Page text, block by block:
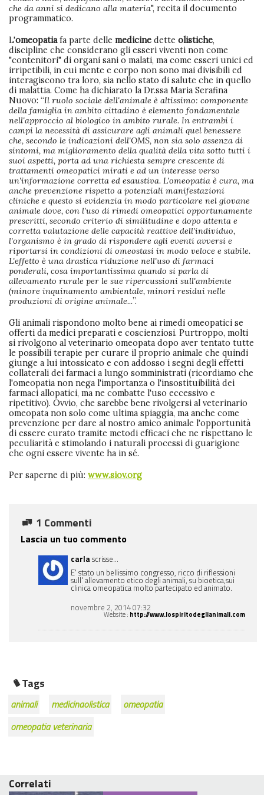
che da anni si dedicano alla materia", recita il documento
programmatico.
L'omeopatiafa parte delle medicine dette olistiche,
discipline che considerano gli esseri viventi non come
"contenitori" di organi sani o malati, ma come esseri unici ed
irripetibili, in cui mente e corpo non sono mai divisibili ed
interagiscono tra loro, sia nello stato di salute che in quello
di malattia. Come ha dichiarato la Dr.ssa Maria Serafina
Nuovo: “Il ruolo sociale dell'animale è altissimo: componente
della famiglia in ambito cittadino è elemento fondamentale
nell'approccio al biologico in ambito rurale. In entrambi i
campi la necessità di assicurare agli animali quel benessere
che, secondo le indicazioni dell'OMS, non sia solo assenza di
sintomi, ma miglioramento della qualità della vita sotto tutti i
suoi aspetti, porta ad una richiesta sempre crescente di
trattamenti omeopatici mirati e ad un interesse verso
un'informazione corretta ed esaustiva. L'omeopatia è cura, ma
anche prevenzione rispetto a potenziali manifestazioni
cliniche e questo si evidenzia in modo particolare nel giovane
animale dove, con l'uso di rimedi omeopatici opportunamente
prescritti, secondo criterio di similitudine e dopo attenta e
corretta valutazione delle capacità reattive dell'individuo,
l'organismo è in grado di rispondere agli eventi avversi e
riportarsi in condizioni di omeostasi in modo veloce e stabile.
L'effetto è una drastica riduzione nell'uso di farmaci
ponderali, cosa importantissima quando si parla di
allevamento rurale per le sue ripercussioni sull'ambiente
(minore inquinamento ambientale, minori residui nelle
produzioni di origine animale...”.
Gli animali rispondono molto bene ai rimedi omeopatici se
offerti da medici preparati e coscienziosi. Purtroppo, molti
si rivolgono al veterinario omeopata dopo aver tentato tutte
le possibili terapie per curare il proprio animale che quindi
giunge a lui intossicato e con addosso i segni degli effetti
collaterali dei farmaci a lungo somministrati (ricordiamo che
l'omeopatia non nega l'importanza o l'insostituibilità dei
farmaci allopatici, ma ne combatte l'uso eccessivo e
ripetitivo). Ovvio, che sarebbe bene rivolgersi al veterinario
omeopata non solo come ultima spiaggia, ma anche come
prevenzione per dare al nostro amico animale l'opportunità
di essere curato tramite metodi efficaci che ne rispettano le
peculiarità e stimolando i naturali processi di guarigione
che ogni essere vivente ha in sé.
Per saperne di più: www.siov.org
1 Commenti
Lascia un tuo commento
carlascrisse...
E' stato un bellissimo congresso, ricco di riflessioni
sull' allevamento etico degli animali, su bioetica,sui
clinica omeopatica molto partecipato ed animato.
novembre 2, 2014 07:32
Website: http://www.lospiritodeglianimali.com
Tags
animali medicinaolistica
omeopatia
omeopatia veterinaria
Correlati